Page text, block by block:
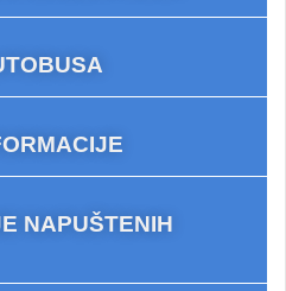
NAPUŠTENIH